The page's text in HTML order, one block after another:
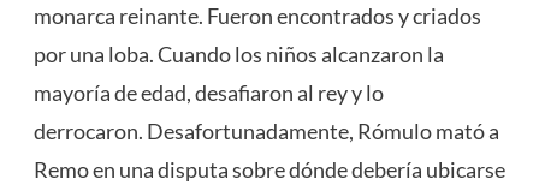
monarca reinante. Fueron encontrados y criados
por una loba. Cuando los niños alcanzaron la
mayoría de edad, desafiaron al rey y lo
derrocaron. Desafortunadamente, Rómulo mató a
Remo en una disputa sobre dónde debería ubicarse